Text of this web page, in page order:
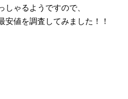
しゃるようですので、
安値を調査してみました！！